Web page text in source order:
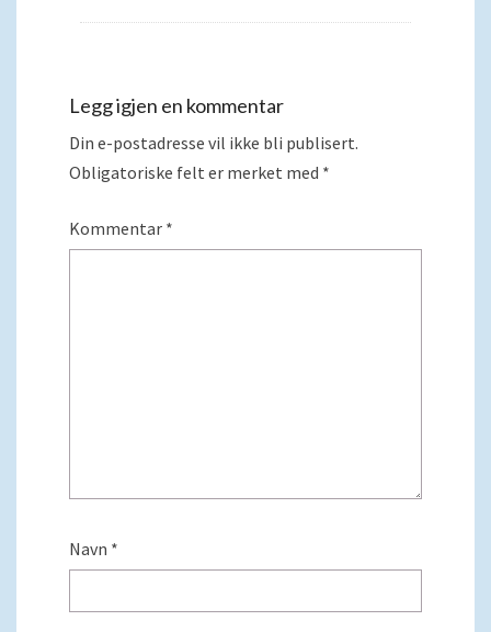
Legg igjen en kommentar
Din e-postadresse vil ikke bli publisert.
Obligatoriske felt er merket med *
Kommentar *
Navn *